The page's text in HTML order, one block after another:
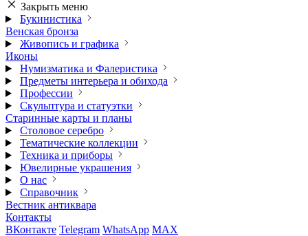
Закрыть меню
Букинистика
Венская бронза
Живопись и графика
Иконы
Нумизматика и Фалеристика
Предметы интерьера и обихода
Профессии
Скульптура и статуэтки
Старинные карты и планы
Столовое серебро
Тематические коллекции
Техника и приборы
Ювелирные украшения
О нас
Справочник
Вестник антиквара
Контакты
ВКонтакте Telegram WhatsApp MAX